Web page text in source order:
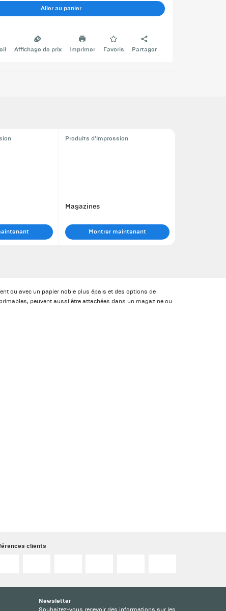
Aller au panier
Affichage de prix Imprimer Favoris Partager
Produits d'impression
Magazines
Montrer maintenant
ou avec un papier noble plus épais et des options de
peuvent aussi être attachées dans un magazine ou
clients
Newsletter